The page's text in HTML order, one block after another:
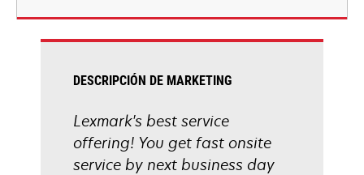
DESCRIPCIÓN DE MARKETING
Lexmark's best service
offering! You get fast onsite
service by next business day